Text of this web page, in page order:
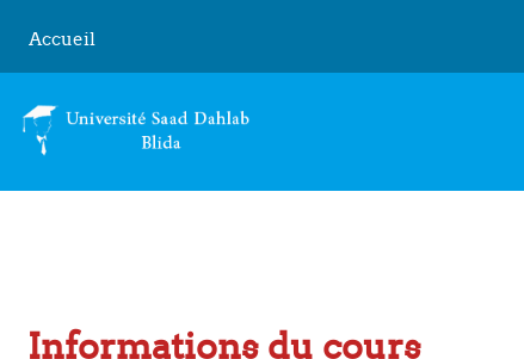
Accueil
Informations du cours